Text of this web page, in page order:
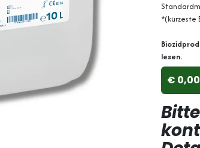
*(kürzeste
lesen.
0,00